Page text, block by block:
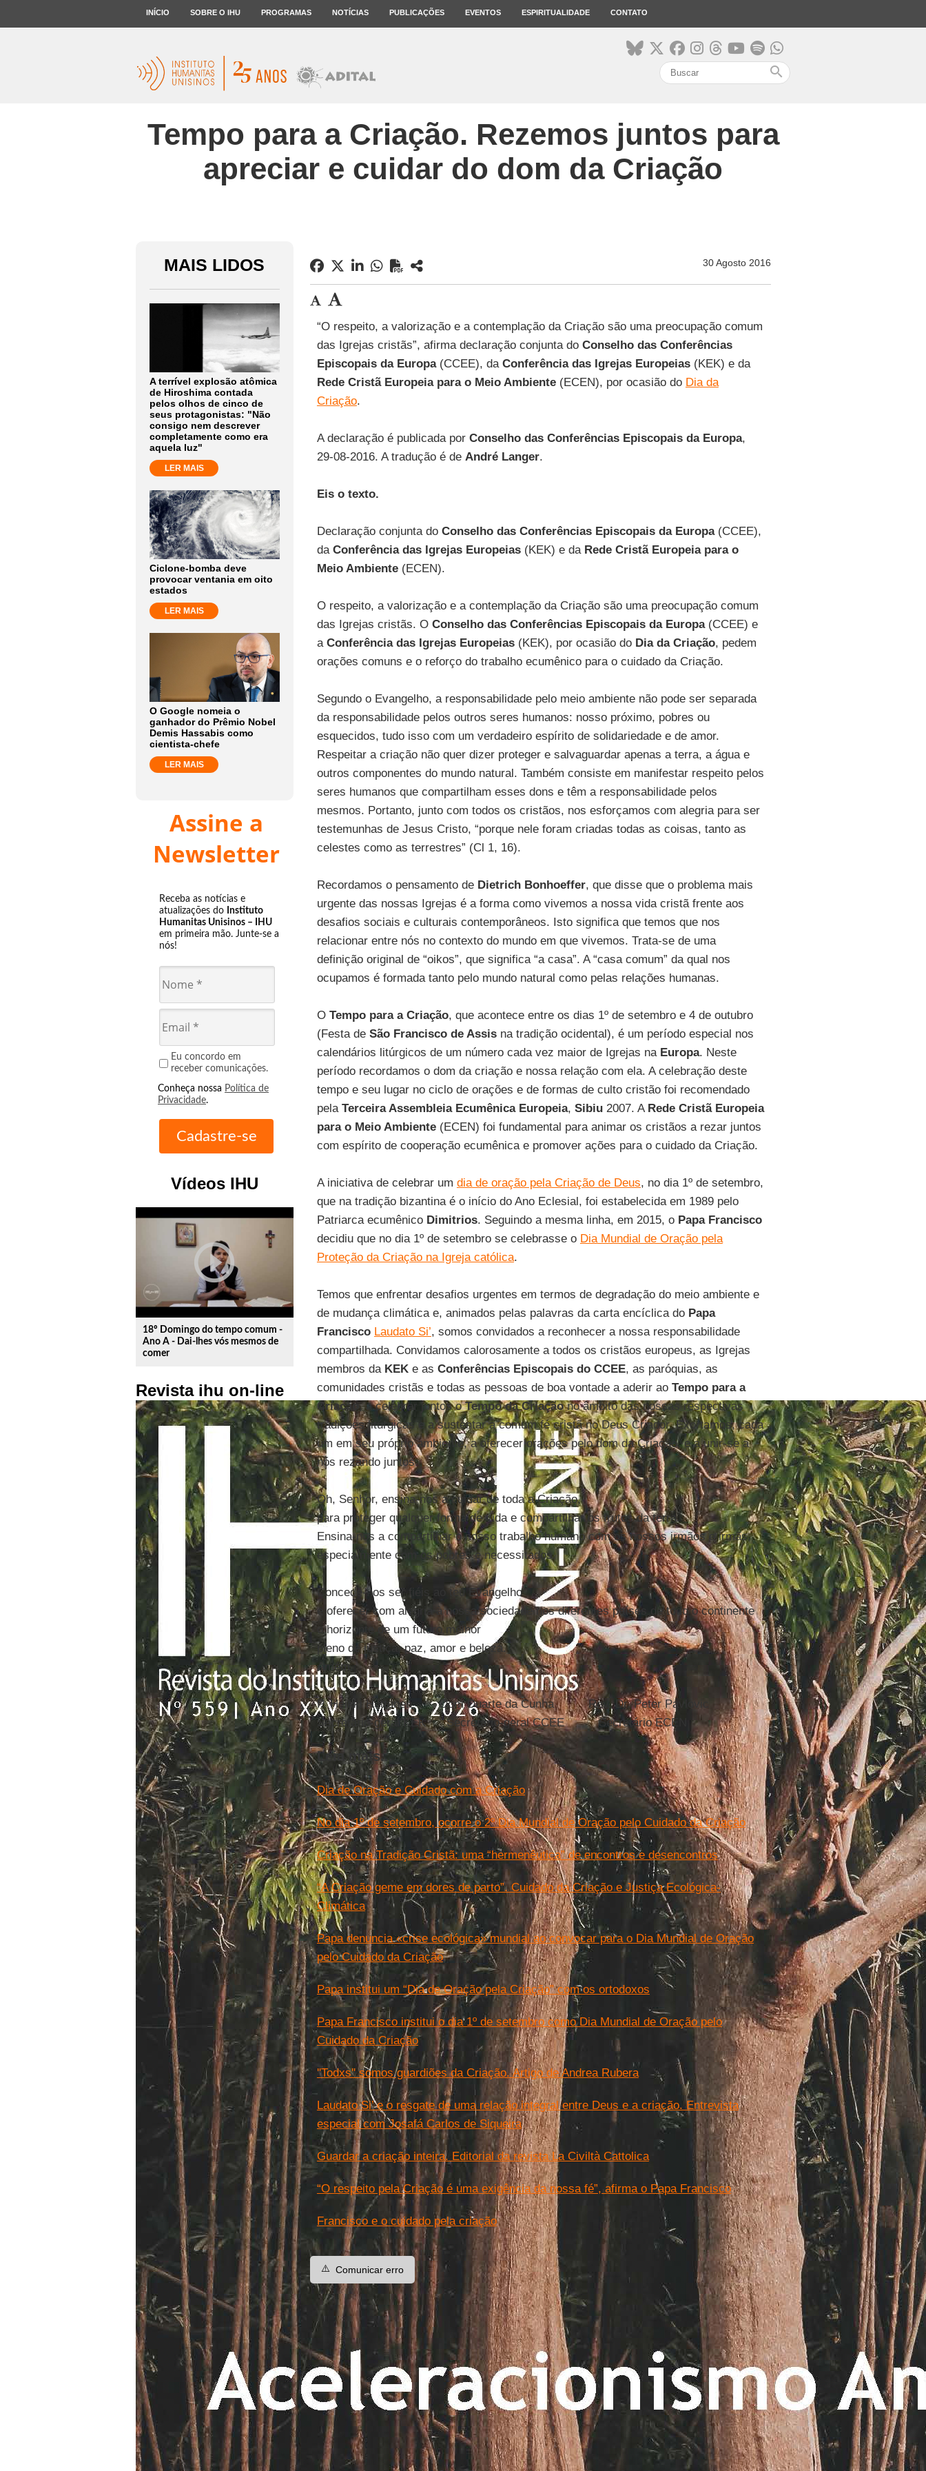
INÍCIO SOBRE O IHU PROGRAMAS NOTÍCIAS PUBLICAÇÕES EVENTOS ESPIRITUALIDADE CONTATO
search
Tempo para a Criação. Rezemos juntos para
apreciar e cuidar do dom da Criação
MAIS LIDOS
A terrível explosão atômica
de Hiroshima contada
pelos olhos de cinco de
seus protagonistas: "Não
consigo nem descrever
completamente como era
aquela luz"
LER MAIS
Ciclone-bomba deve
provocar ventania em oito
estados
LER MAIS
O Google nomeia o
ganhador do Prêmio Nobel
Demis Hassabis como
cientista-chefe
LER MAIS
Assine a
Newsletter
Receba as notícias e
atualizações do Instituto
Humanitas Unisinos – IHU
em primeira mão. Junte-se a
nós!
Eu concordo em
receber comunicações.
Conheça nossa Política de
Privacidade.
Vídeos IHU
play_circle_outline
18º Domingo do tempo comum -
Ano A - Dai-lhes vós mesmos de
comer
Revista ihu on-line
30 Agosto 2016
“O respeito, a valorização e a contemplação da Criação são uma preocupação comum
das Igrejas cristãs”, afirma declaração conjunta do Conselho das Conferências
Episcopais da Europa(CCEE), da Conferência das Igrejas Europeias(KEK) e da
Rede Cristã Europeia para o Meio Ambiente(ECEN), por ocasião do Dia da
Criação.
A declaração é publicada por Conselho das Conferências Episcopais da Europa,
29-08-2016. A tradução é de André Langer.
Eis o texto.
Declaração conjunta do Conselho das Conferências Episcopais da Europa(CCEE),
da Conferência das Igrejas Europeias(KEK) e da Rede Cristã Europeia para o
Meio Ambiente(ECEN).
O respeito, a valorização e a contemplação da Criação são uma preocupação comum
das Igrejas cristãs. O Conselho das Conferências Episcopais da Europa(CCEE) e
a Conferência das Igrejas Europeias(KEK), por ocasião do Dia da Criação, pedem
orações comuns e o reforço do trabalho ecumênico para o cuidado da Criação.
Segundo o Evangelho, a responsabilidade pelo meio ambiente não pode ser separada
da responsabilidade pelos outros seres humanos: nosso próximo, pobres ou
esquecidos, tudo isso com um verdadeiro espírito de solidariedade e de amor.
Respeitar a criação não quer dizer proteger e salvaguardar apenas a terra, a água e
outros componentes do mundo natural. Também consiste em manifestar respeito pelos
seres humanos que compartilham esses dons e têm a responsabilidade pelos
mesmos. Portanto, junto com todos os cristãos, nos esforçamos com alegria para ser
testemunhas de Jesus Cristo, “porque nele foram criadas todas as coisas, tanto as
celestes como as terrestres” (Cl 1, 16).
Recordamos o pensamento de Dietrich Bonhoeffer, que disse que o problema mais
urgente das nossas Igrejas é a forma como vivemos a nossa vida cristã frente aos
desafios sociais e culturais contemporâneos. Isto significa que temos que nos
relacionar entre nós no contexto do mundo em que vivemos. Trata-se de uma
definição original de “oikos”, que significa “a casa”. A “casa comum” da qual nos
ocupamos é formada tanto pelo mundo natural como pelas relações humanas.
O Tempo para a Criação, que acontece entre os dias 1º de setembro e 4 de outubro
(Festa de São Francisco de Assisna tradição ocidental), é um período especial nos
calendários litúrgicos de um número cada vez maior de Igrejas na Europa. Neste
período recordamos o dom da criação e nossa relação com ela. A celebração deste
tempo e seu lugar no ciclo de orações e de formas de culto cristão foi recomendado
pela Terceira Assembleia Ecumênica Europeia, Sibiu2007. A Rede Cristã Europeia
para o Meio Ambiente(ECEN) foi fundamental para animar os cristãos a rezar juntos
com espírito de cooperação ecumênica e promover ações para o cuidado da Criação.
A iniciativa de celebrar um dia de oração pela Criação de Deus, no dia 1º de setembro,
que na tradição bizantina é o início do Ano Eclesial, foi estabelecida em 1989 pelo
Patriarca ecumênico Dimitrios. Seguindo a mesma linha, em 2015, o Papa Francisco
decidiu que no dia 1º de setembro se celebrasse o Dia Mundial de Oração pela
Proteção da Criação na Igreja católica.
Temos que enfrentar desafios urgentes em termos de degradação do meio ambiente e
de mudança climática e, animados pelas palavras da carta encíclica do Papa
Francisco Laudato Si’, somos convidados a reconhecer a nossa responsabilidade
compartilhada. Convidamos calorosamente a todos os cristãos europeus, as Igrejas
membros da KEKe as Conferências Episcopais do CCEE, as paróquias, as
comunidades cristãs e todas as pessoas de boa vontade a aderir ao Tempo para a
Criação, a celebrar juntos oTempo da Criaçãono âmbito das nossas respectivas
tradições litúrgicas e a sustentar a comum fé cristã no Deus Criador. Exortamos, cada
um em seu próprio ambiente, a oferecer orações pelo dom da Criação, e a unir-se a
nós rezando juntos:
Oh, Senhor, ensina-nos a cuidar de toda a Criação,
para proteger qualquer forma de vida e compartilhar os frutos da terra.
Ensina-nos a compartilhar o nosso trabalho humano com os nossos irmãos e irmãs,
especialmente com os pobres e necessitados.
Concede-nos ser fiéis ao teu Evangelho
e oferecer com alegria à nossa sociedade nos diferentes países de todo o continente
o horizonte de um futuro melhor
pleno de justiça, paz, amor e beleza.
Amém.
P. Heikki Huttunen Dom Duarte da Cunha Rev. Dr. Peter Pavlovic
Secretário-geral KEK Secretário-geral CCEE Secretário ECEN
Leia mais...
Dia de Oração e Cuidado com a Criação
No dia 1º de setembro, ocorre o 2º Dia Mundial de Oração pelo Cuidado da Criação
Criação na Tradição Cristã: uma “hermenêutica” de encontros e desencontros
“A Criação geme em dores de parto”. Cuidado da Criação e Justiça Ecológica-
Climática
Papa denuncia «crise ecológica» mundial ao convocar para o Dia Mundial de Oração
pelo Cuidado da Criação
Papa institui um “Dia de Oração pela Criação” com os ortodoxos
Papa Francisco institui o dia 1º de setembro como Dia Mundial de Oração pelo
Cuidado da Criação
''Todxs'' somos guardiões da Criação. Artigo de Andrea Rubera
Laudato Si’ e o resgate de uma relação integral entre Deus e a criação. Entrevista
especial com Josafá Carlos de Siqueira
Guardar a criação inteira. Editorial da revista La Civiltà Cattolica
“O respeito pela Criação é uma exigência da nossa fé”, afirma o Papa Francisco
Francisco e o cuidado pela criação
⚠️ Comunicar erro